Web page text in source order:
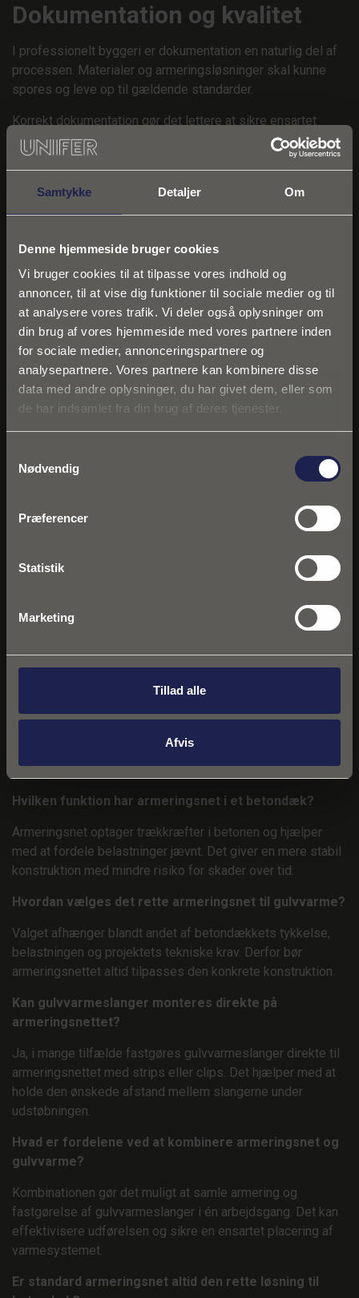
Samtykke Detaljer Om
Denne hjemmeside bruger cookies
Vi bruger cookies til at tilpasse vores indhold og
annoncer, til at vise dig funktioner til sociale medier og til
at analysere vores trafik. Vi deler også oplysninger om
din brug af vores hjemmeside med vores partnere inden
for sociale medier, annonceringspartnere og
analysepartnere. Vores partnere kan kombinere disse
data med andre oplysninger, du har givet dem, eller som
de har indsamlet fra din brug af deres tjenester.
Nødvendig
Præferencer
Statistik
Marketing
Tillad alle
Afvis
Dokumentation og kvalitet
I professionelt byggeri er dokumentation en naturlig del af
processen. Materialer og armeringsløsninger skal kunne
spores og leve op til gældende standarder.
Korrekt dokumentation gør det lettere at sikre ensartet
kvalitet på tværs af projekter og giver samtidig større
sikkerhed i forhold til kontrol og afleveringsforretning.
For murer- og betonfirmaer handler det ikke kun om at få
UNIFERs løsninger til
betondæk
Ved større gulvstøbninger er effektiv logistik og ensartet
kvalitet afgørende. Her kan præfabrikerede
armeringsløsninger være med til at reducere både
tidsforbrug og fejlrisiko.
UNIFER leverer armeringsløsninger til professionelle
dokumentation og effektiv montage. Det giver bedre
gulvvarme og betondæk. Det giver færre problemer senere
Armeringsnet bidrager til at forstærke betondækket og
gulvvarmeslanger fastgøres direkte på nettet, hvilket gør
installationen mere enkel og præcis.
Hvilken funktion har armeringsnet i et betondæk?
Armeringsnet optager trækkræfter i betonen og hjælper
med at fordele belastninger jævnt. Det giver en mere stabil
konstruktion med mindre risiko for skader over tid.
Hvordan vælges det rette armeringsnet til gulvvarme?
Valget afhænger blandt andet af betondækkets tykkelse,
belastningen og projektets tekniske krav. Derfor bør
armeringsnettet altid tilpasses den konkrete konstruktion.
Kan gulvvarmeslanger monteres direkte på
armeringsnettet?
Ja, i mange tilfælde fastgøres gulvvarmeslanger direkte til
armeringsnettet med strips eller clips. Det hjælper med at
holde den ønskede afstand mellem slangerne under
udstøbningen.
Hvad er fordelene ved at kombinere armeringsnet og
gulvvarme?
Kombinationen gør det muligt at samle armering og
fastgørelse af gulvvarmeslanger i én arbejdsgang. Det kan
effektivisere udførelsen og sikre en ensartet placering af
varmesystemet.
Er standard armeringsnet altid den rette løsning til